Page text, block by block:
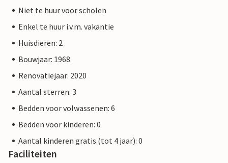
Niet te huur voor scholen
Enkel te huur i.v.m. vakantie
Huisdieren: 2
Bouwjaar: 1968
Renovatiejaar: 2020
Aantal sterren: 3
Bedden voor volwassenen: 6
Bedden voor kinderen: 0
Aantal kinderen gratis (tot 4 jaar): 0
Faciliteiten